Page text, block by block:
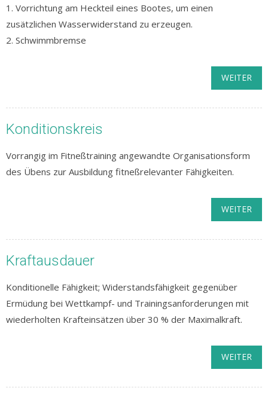
1. Vorrichtung am Heckteil eines Bootes, um einen
zusätzlichen Wasserwiderstand zu erzeugen.
2. Schwimmbremse
WEITER
Konditionskreis
Vorrangig im Fitneßtraining angewandte Organisationsform
des Übens zur Ausbildung fitneßrelevanter Fähigkeiten.
WEITER
Kraftausdauer
Konditionelle Fähigkeit; Widerstandsfähigkeit gegenüber
Ermüdung bei Wettkampf- und Trainingsanforderungen mit
wiederholten Krafteinsätzen über 30 % der Maximalkraft.
WEITER